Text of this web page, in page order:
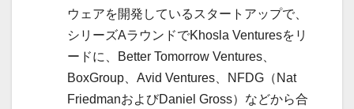
ウェアを開発しているスタートアップで、
シリーズAラウンドでKhosla Venturesをリ
ードに、Better Tomorrow Ventures、
BoxGroup、Avid Ventures、NFDG（Nat
FriedmanおよびDaniel Gross）などから合